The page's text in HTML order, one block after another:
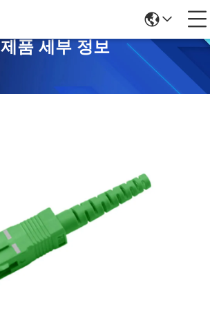
제품 세부 정보